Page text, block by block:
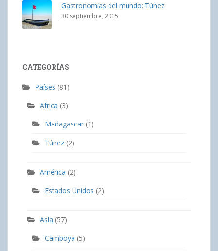
Gastronomías del mundo: Túnez
30 septiembre, 2015
CATEGORÍAS
Países (81)
Africa (3)
Madagascar (1)
Túnez (2)
América (2)
Estados Unidos (2)
Asia (57)
Camboya (5)